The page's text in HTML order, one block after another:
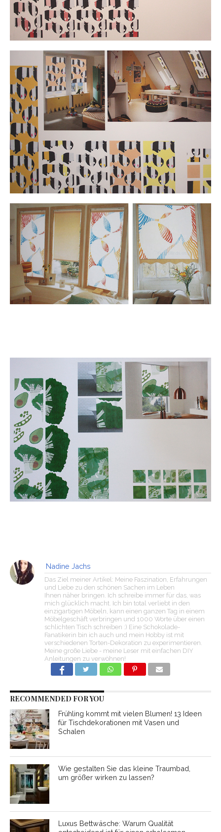
Nadine Jachs
Das Ziel meiner Artikel: Meine Faszination, Erfahrungen
und Liebe zu den schönen Sachen im Leben
Ihnen näher bringen. Ich schreibe immer für das, was
mich glücklich macht. Ich bin total verliebt in den
einzigartigen Möbeln, kann einen ganzen Tag in einem
Möbelgeschäft verbringen und 1000 Worte über einen
schlichten Tisch schreiben :) Eine Schokolade-
Fanatikerin bin ich auch und mein Hobby ist mit
verschiedenen Torten-Dekoration zu experimentieren.
Meine große Liebe - meine Leser mit einfachen DIY
Anleitungen zu verwöhnen!
RECOMMENDED FOR YOU
Frühling kommt mit vielen Blumen! 13 Ideen
für Tischdekorationen mit Vasen und
Schalen
Wie gestalten Sie das kleine Traumbad,
um größer wirken zu lassen?
Luxus Bettwäsche: Warum Qualität